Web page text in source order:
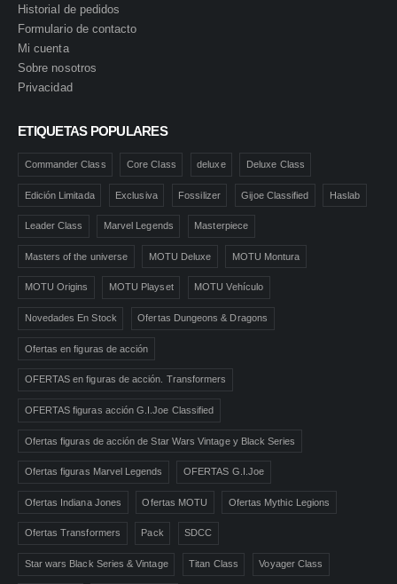
Historial de pedidos
Formulario de contacto
Mi cuenta
Sobre nosotros
Privacidad
ETIQUETAS POPULARES
Commander Class Core Class deluxe Deluxe Class
Edición Limitada Exclusiva Fossilizer Gijoe Classified Haslab
Leader Class Marvel Legends Masterpiece
Masters of the universe MOTU Deluxe MOTU Montura
MOTU Origins MOTU Playset MOTU Vehículo
Novedades En Stock Ofertas Dungeons & Dragons
Ofertas en figuras de acción
OFERTAS en figuras de acción. Transformers
OFERTAS figuras acción G.I.Joe Classified
Ofertas figuras de acción de Star Wars Vintage y Black Series
Ofertas figuras Marvel Legends OFERTAS G.I.Joe
Ofertas Indiana Jones Ofertas MOTU Ofertas Mythic Legions
Ofertas Transformers Pack SDCC
Star wars Black Series & Vintage Titan Class Voyager Class